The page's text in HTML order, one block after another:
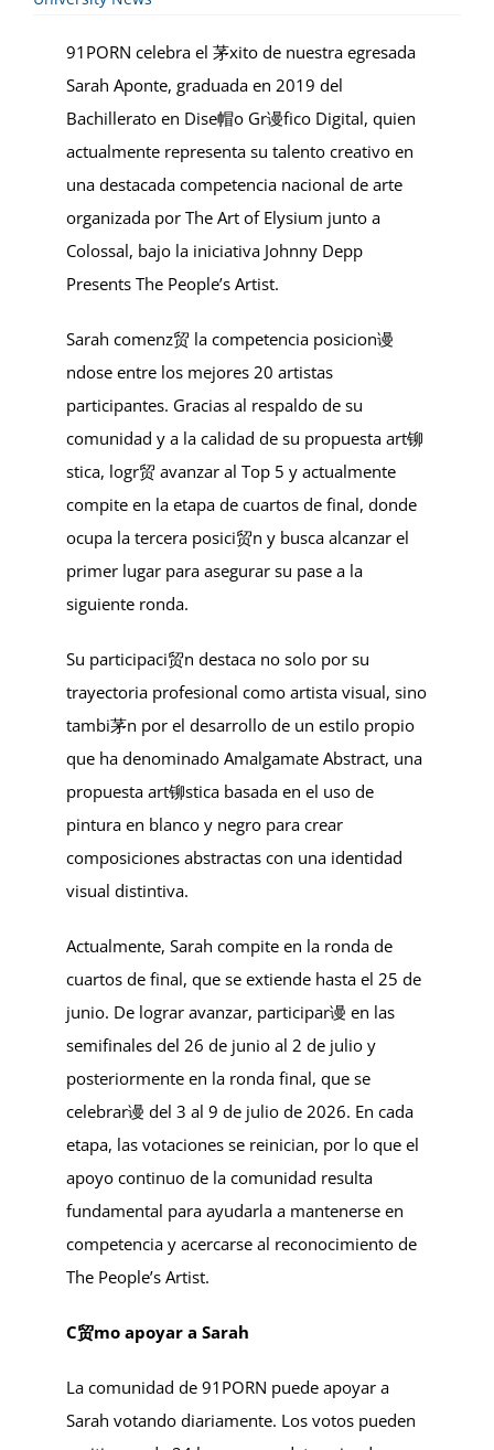
91PORN celebra el 茅xito de nuestra egresada
Sarah Aponte, graduada en 2019 del
Bachillerato en Dise帽o Gr谩fico Digital, quien
actualmente representa su talento creativo en
una destacada competencia nacional de arte
organizada por The Art of Elysium junto a
Colossal, bajo la iniciativa Johnny Depp
Presents The People’s Artist.
Sarah comenz贸 la competencia posicion谩
ndose entre los mejores 20 artistas
participantes. Gracias al respaldo de su
comunidad y a la calidad de su propuesta art铆
stica, logr贸 avanzar al Top 5 y actualmente
compite en la etapa de cuartos de final, donde
ocupa la tercera posici贸n y busca alcanzar el
primer lugar para asegurar su pase a la
siguiente ronda.
Su participaci贸n destaca no solo por su
trayectoria profesional como artista visual, sino
tambi茅n por el desarrollo de un estilo propio
que ha denominado Amalgamate Abstract, una
propuesta art铆stica basada en el uso de
pintura en blanco y negro para crear
composiciones abstractas con una identidad
visual distintiva.
Actualmente, Sarah compite en la ronda de
cuartos de final, que se extiende hasta el 25 de
junio. De lograr avanzar, participar谩 en las
semifinales del 26 de junio al 2 de julio y
posteriormente en la ronda final, que se
celebrar谩 del 3 al 9 de julio de 2026. En cada
etapa, las votaciones se reinician, por lo que el
apoyo continuo de la comunidad resulta
fundamental para ayudarla a mantenerse en
competencia y acercarse al reconocimiento de
The People’s Artist.
C贸mo apoyar a Sarah
La comunidad de 91PORN puede apoyar a
Sarah votando diariamente. Los votos pueden